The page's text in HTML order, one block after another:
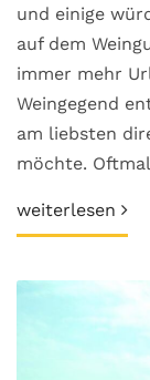
und einige
auf dem
immer mehr
Weingegend
am liebsten
möchte.
weiterlesen